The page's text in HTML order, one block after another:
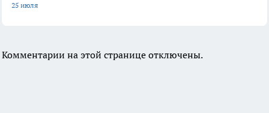
25 июля
Комментарии на этой странице отключены.